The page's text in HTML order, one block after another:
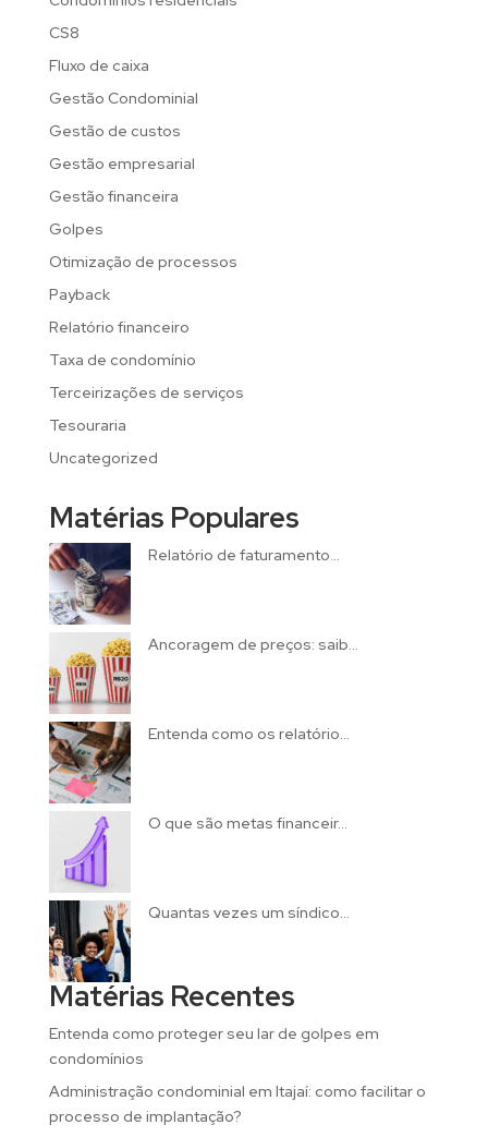
CS8
Fluxo de caixa
Gestão Condominial
Gestão de custos
Gestão empresarial
Gestão financeira
Golpes
Otimização de processos
Payback
Relatório financeiro
Taxa de condomínio
Terceirizações de serviços
Tesouraria
Uncategorized
Matérias Populares
Relatório de faturamento...
Ancoragem de preços: saib...
Entenda como os relatório...
O que são metas financeir...
Quantas vezes um síndico...
Matérias Recentes
Entenda como proteger seu lar de golpes em
condomínios
Administração condominial em Itajaí: como facilitar o
processo de implantação?